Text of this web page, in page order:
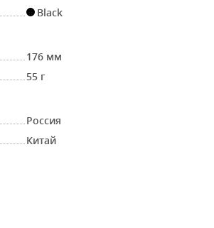
Black
176 мм
55 г
Россия
Китай